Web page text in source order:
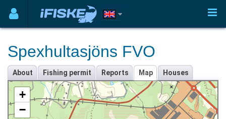
Spexhultasjöns FVO
About Fishing permit Reports Map Houses
+
−